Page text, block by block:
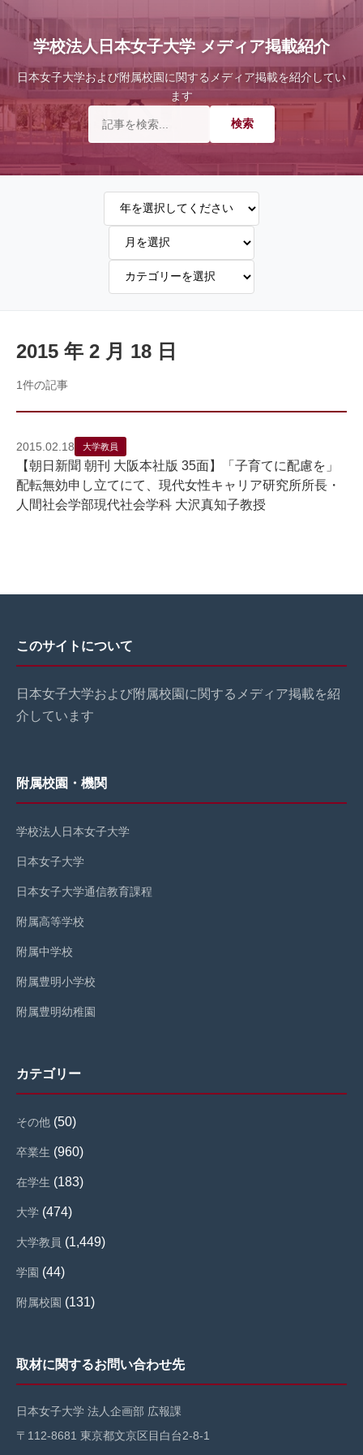
学校法人日本女子大学 メディア掲載紹介
日本女子大学および附属校園に関するメディア掲載を紹介してい
ます
2015 年 2 月 18 日
1件の記事
2015.02.18 大学教員
【朝日新聞 朝刊 大阪本社版 35面】「子育てに配慮を」
配転無効申し立てにて、現代女性キャリア研究所所長・
人間社会学部現代社会学科 大沢真知子教授
このサイトについて
日本女子大学および附属校園に関するメディア掲載を紹
介しています
附属校園・機関
学校法人日本女子大学
日本女子大学
日本女子大学通信教育課程
附属高等学校
附属中学校
附属豊明小学校
附属豊明幼稚園
カテゴリー
その他 (50)
卒業生 (960)
在学生 (183)
大学 (474)
大学教員 (1,449)
学園 (44)
附属校園 (131)
取材に関するお問い合わせ先
日本女子大学 法人企画部 広報課
〒112-8681 東京都文京区目白台2-8-1